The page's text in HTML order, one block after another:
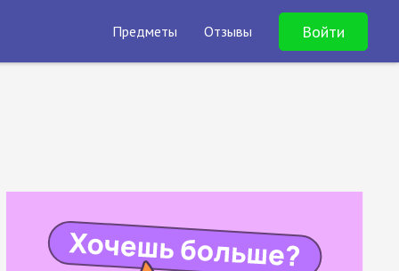
Предметы Отзывы Войти